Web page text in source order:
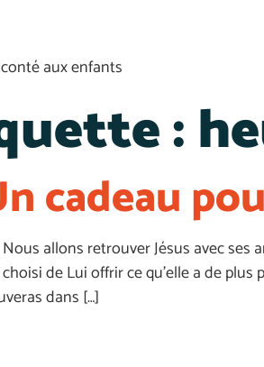
aux enfants
:
cadeau
Nous allons retrouver Jésus avec ses
choisi de Lui offrir ce qu’elle a de
dans […]